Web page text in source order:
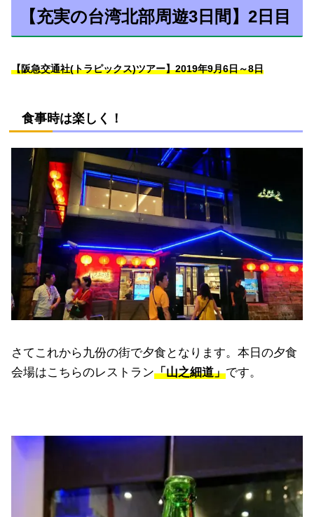
【充実の台湾北部周遊3日間】2日目
【阪急交通社(トラピックス)ツアー】2019年9月6日～8日
食事時は楽しく！
さてこれから九份の街で夕食となります。本日の夕食
会場はこちらのレストラン「山之細道」です。